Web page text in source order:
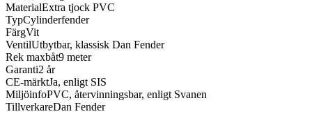
MaterialExtra tjock PVC
TypCylinderfender
FärgVit
VentilUtbytbar, klassisk Dan Fender
Rek maxbåt9 meter
Garanti2 år
CE-märktJa, enligt SIS
MiljöinfoPVC, återvinningsbar, enligt Svanen
TillverkareDan Fender